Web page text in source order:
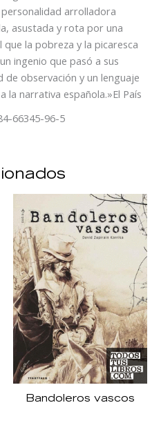
arrolladora
asustada y rota por una
la pobreza y la picaresca
ingenio que pasó a sus
de observación y un lenguaje
la narrativa española.»El País
66345-96-5
Bandoleros vascos